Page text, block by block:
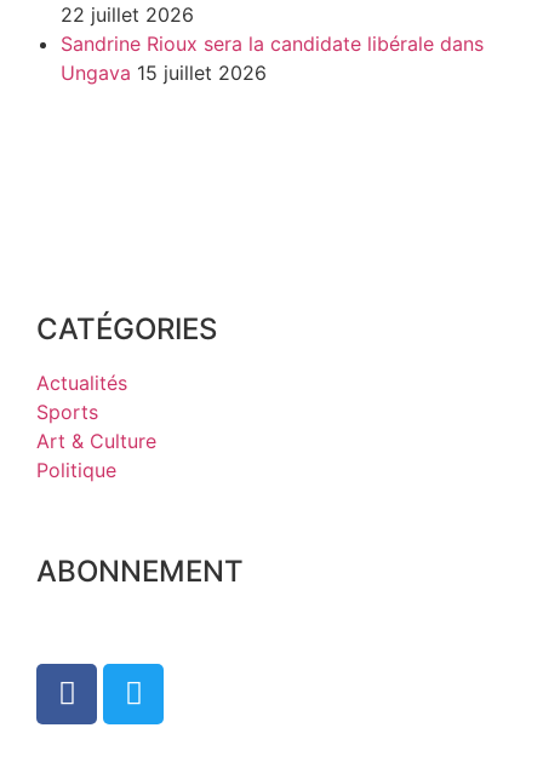
22 juillet 2026
Sandrine Rioux sera la candidate libérale dans
Ungava 15 juillet 2026
CATÉGORIES
Actualités
Sports
Art & Culture
Politique
ABONNEMENT